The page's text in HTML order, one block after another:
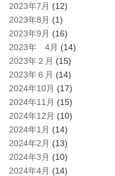
2023年7月 (12)
2023年8月 (1)
2023年9月 (16)
2023年 4月 (14)
2023年２月 (15)
2023年６月 (14)
2024年10月 (17)
2024年11月 (15)
2024年12月 (10)
2024年1月 (14)
2024年2月 (13)
2024年3月 (10)
2024年4月 (14)